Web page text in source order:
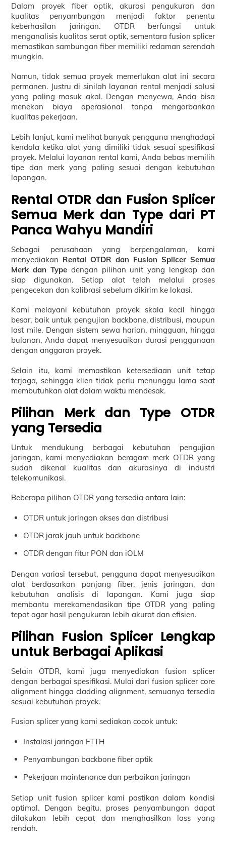
Dalam proyek fiber optik, akurasi pengukuran dan
kualitas penyambungan menjadi faktor penentu
keberhasilan jaringan. OTDR berfungsi untuk
menganalisis kualitas serat optik, sementara fusion splicer
memastikan sambungan fiber memiliki redaman serendah
mungkin.
Namun, tidak semua proyek memerlukan alat ini secara
permanen. Justru di sinilah layanan rental menjadi solusi
yang paling masuk akal. Dengan menyewa, Anda bisa
menekan biaya operasional tanpa mengorbankan
kualitas pekerjaan.
Lebih lanjut, kami melihat banyak pengguna menghadapi
kendala ketika alat yang dimiliki tidak sesuai spesifikasi
proyek. Melalui layanan rental kami, Anda bebas memilih
tipe dan merk yang paling sesuai dengan kebutuhan
lapangan.
Rental OTDR dan Fusion Splicer
Semua Merk dan Type dari PT
Panca Wahyu Mandiri
Sebagai perusahaan yang berpengalaman, kami
menyediakan Rental OTDR dan Fusion Splicer Semua
Merk dan Typedengan pilihan unit yang lengkap dan
siap digunakan. Setiap alat telah melalui proses
pengecekan dan kalibrasi sebelum dikirim ke lokasi.
Kami melayani kebutuhan proyek skala kecil hingga
besar, baik untuk pengujian backbone, distribusi, maupun
last mile. Dengan sistem sewa harian, mingguan, hingga
bulanan, Anda dapat menyesuaikan durasi penggunaan
dengan anggaran proyek.
Selain itu, kami memastikan ketersediaan unit tetap
terjaga, sehingga klien tidak perlu menunggu lama saat
membutuhkan alat dalam waktu mendesak.
Pilihan Merk dan Type OTDR
yang Tersedia
Untuk mendukung berbagai kebutuhan pengujian
jaringan, kami menyediakan beragam merk OTDR yang
sudah dikenal kualitas dan akurasinya di industri
telekomunikasi.
Beberapa pilihan OTDR yang tersedia antara lain:
OTDR untuk jaringan akses dan distribusi
OTDR jarak jauh untuk backbone
OTDR dengan fitur PON dan iOLM
Dengan variasi tersebut, pengguna dapat menyesuaikan
alat berdasarkan panjang fiber, jenis jaringan, dan
kebutuhan analisis di lapangan. Kami juga siap
membantu merekomendasikan tipe OTDR yang paling
tepat agar hasil pengukuran lebih akurat dan efisien.
Pilihan Fusion Splicer Lengkap
untuk Berbagai Aplikasi
Selain OTDR, kami juga menyediakan fusion splicer
dengan berbagai spesifikasi. Mulai dari fusion splicer core
alignment hingga cladding alignment, semuanya tersedia
sesuai kebutuhan proyek.
Fusion splicer yang kami sediakan cocok untuk:
Instalasi jaringan FTTH
Penyambungan backbone fiber optik
Pekerjaan maintenance dan perbaikan jaringan
Setiap unit fusion splicer kami pastikan dalam kondisi
optimal. Dengan begitu, proses penyambungan dapat
dilakukan lebih cepat dan menghasilkan loss yang
rendah.